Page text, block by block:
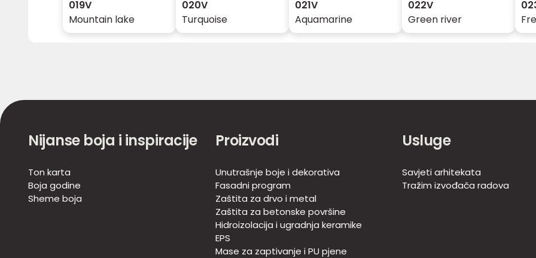
019V
Mountain lake
020V
Turquoise
021V
Aquamarine
022V
Green river
Nijanse boja i inspiracije
Ton karta
Boja godine
Sheme boja
Proizvodi
Unutrašnje boje i dekorativa
Fasadni program
Zaštita za drvo i metal
Zaštita za betonske površine
Hidroizolacija i ugradnja keramike
EPS
Mase za zaptivanje i PU pjene
Usluge
Savjeti arhitekata
Tražim izvođača radova